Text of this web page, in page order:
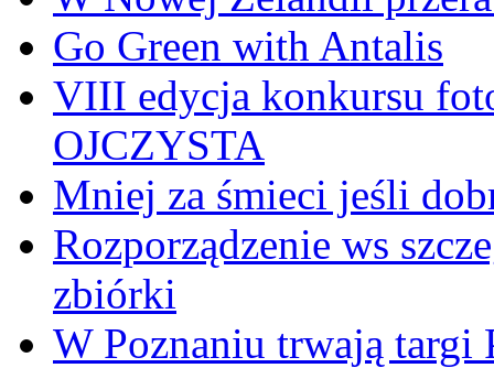
Go Green with Antalis
VIII edycja konkursu
OJCZYSTA
Mniej za śmieci jeśli
Rozporządzenie ws
zbiórki
W Poznaniu trwają